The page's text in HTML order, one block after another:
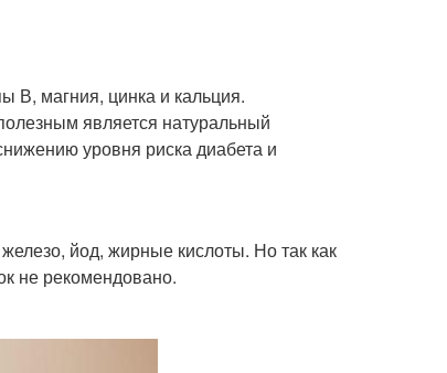
В, магния, цинка и кальция.
является натуральный
уровня риска диабета и
йод, жирные кислоты. Но так как
не рекомендовано.